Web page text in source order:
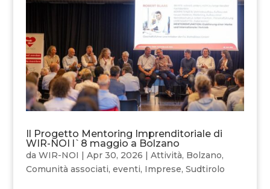
Il Progetto Mentoring Imprenditoriale di
WIR-NOI l`8 maggio a Bolzano
da WIR-NOI | Apr 30, 2026 | Attività, Bolzano,
Comunità associati, eventi, Imprese, Sudtirolo